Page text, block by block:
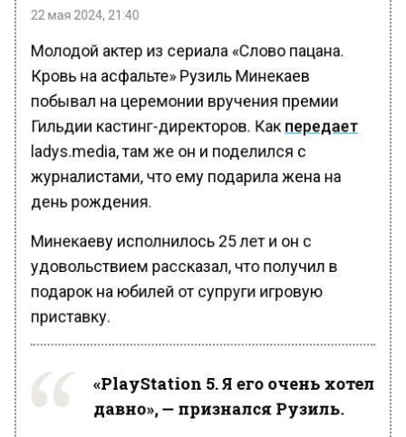
22 мая 2024, 21:40
Молодой актер из сериала «Слово пацана.
Кровь на асфальте» Рузиль Минекаев
побывал на церемонии вручения премии
Гильдии кастинг-директоров. Как передает
ladys.media, там же он и поделился с
журналистами, что ему подарила жена на
день рождения.
Минекаеву исполнилось 25 лет и он с
удовольствием рассказал, что получил в
подарок на юбилей от супруги игровую
приставку.
«PlayStation 5. Я его очень хотел
давно», — признался Рузиль.